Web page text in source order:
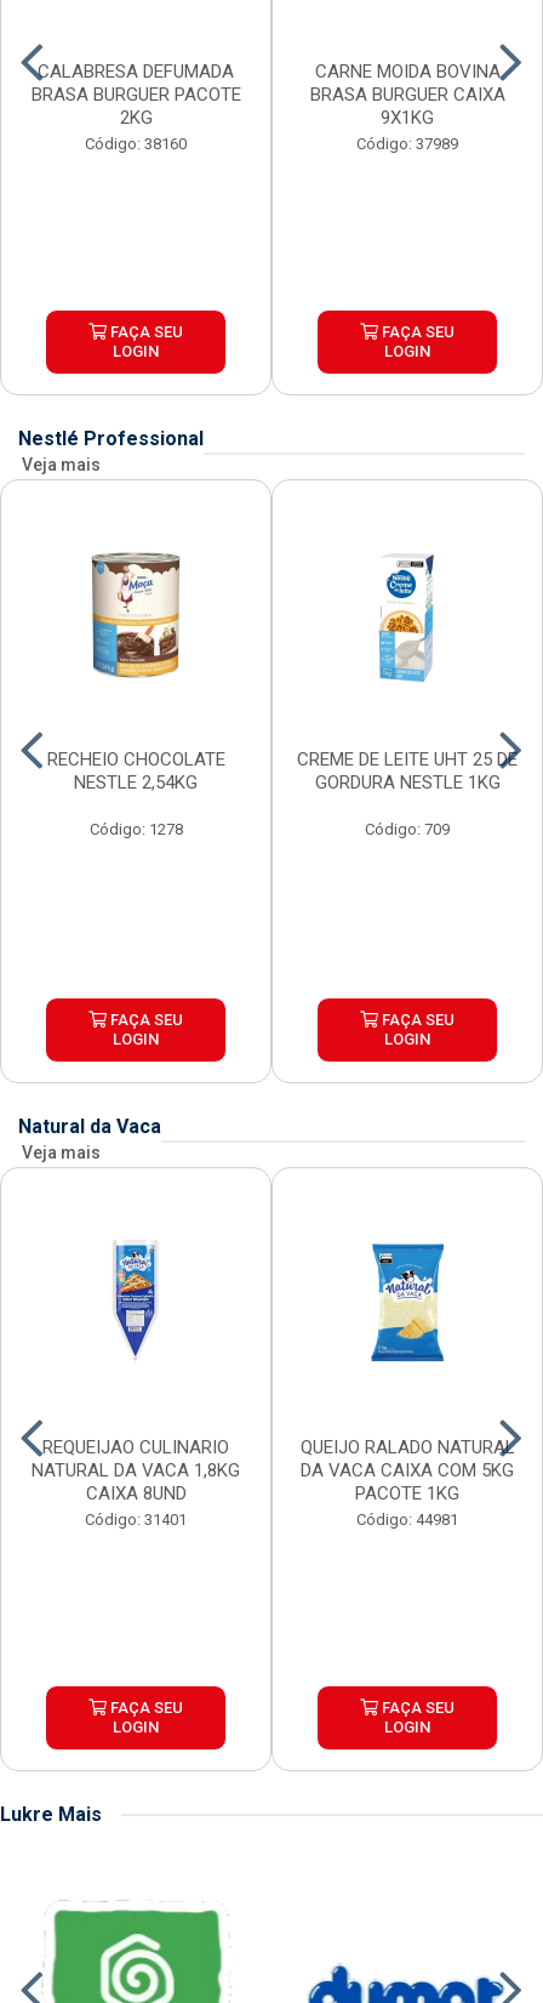
CALABRESA DEFUMADA
BRASA BURGUER PACOTE
2KG
Código: 38160
FAÇA SEU
LOGIN
CARNE MOIDA BOVINA
BRASA BURGUER CAIXA
9X1KG
Código: 37989
FAÇA SEU
LOGIN
Nestlé Professional
Veja mais
RECHEIO CHOCOLATE
NESTLE 2,54KG
Código: 1278
FAÇA SEU
LOGIN
CREME DE LEITE UHT 25 DE
GORDURA NESTLE 1KG
Código: 709
FAÇA SEU
LOGIN
Natural da Vaca
Veja mais
REQUEIJAO CULINARIO
NATURAL DA VACA 1,8KG
CAIXA 8UND
Código: 31401
FAÇA SEU
LOGIN
QUEIJO RALADO NATURAL
DA VACA CAIXA COM 5KG
PACOTE 1KG
Código: 44981
FAÇA SEU
LOGIN
Lukre Mais